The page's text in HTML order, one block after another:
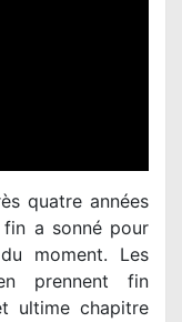
quatre années
fin a sonné pour
moment. Les
prennent fin
ultime chapitre